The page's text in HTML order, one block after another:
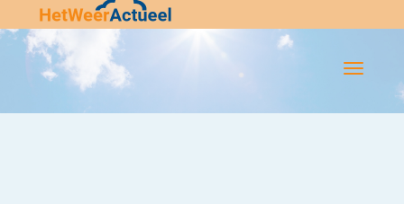
Flip-